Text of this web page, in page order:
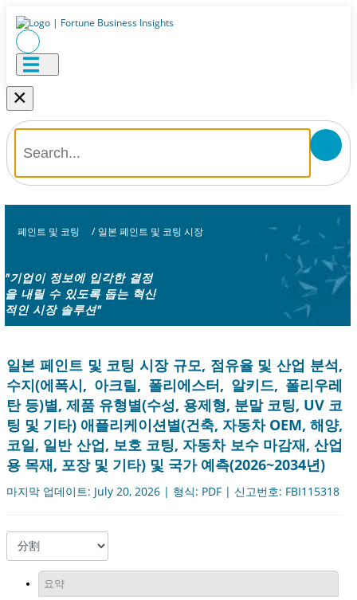
×
페인트 및 코팅 / 일본 페인트 및 코팅 시장
"기업이 정보에 입각한 결정
을 내릴 수 있도록 돕는 혁신
적인 시장 솔루션"
일본 페인트 및 코팅 시장 규모, 점유율 및 산업 분석,
수지(에폭시, 아크릴, 폴리에스터, 알키드, 폴리우레
탄 등)별, 제품 유형별(수성, 용제형, 분말 코팅, UV 코
팅 및 기타) 애플리케이션별(건축, 자동차 OEM, 해양,
코일, 일반 산업, 보호 코팅, 자동차 보수 마감재, 산업
용 목재, 포장 및 기타) 및 국가 예측(2026~2034년)
마지막 업데이트: July 20, 2026 | 형식: PDF | 신고번호: FBI115318
요약